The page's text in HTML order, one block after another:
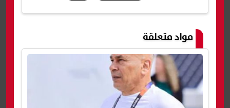
مواد متعلقة